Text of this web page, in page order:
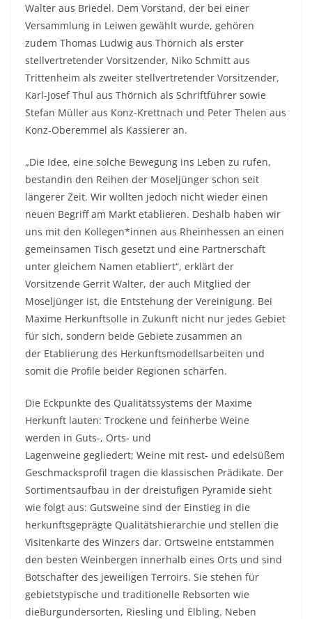
Walter aus Briedel. Dem Vorstand, der bei einer
Versammlung in Leiwen gewählt wurde, gehören
zudem Thomas Ludwig aus Thörnich als erster
stellvertretender Vorsitzender, Niko Schmitt aus
Trittenheim als zweiter stellvertretender Vorsitzender,
Karl-Josef Thul aus Thörnich als Schriftführer sowie
Stefan Müller aus Konz-Krettnach und Peter Thelen aus
Konz-Oberemmel als Kassierer an.
„Die Idee, eine solche Bewegung ins Leben zu rufen,
bestandin den Reihen der Moseljünger schon seit
längerer Zeit. Wir wollten jedoch nicht wieder einen
neuen Begriff am Markt etablieren. Deshalb haben wir
uns mit den Kollegen*innen aus Rheinhessen an einen
gemeinsamen Tisch gesetzt und eine Partnerschaft
unter gleichem Namen etabliert“, erklärt der
Vorsitzende Gerrit Walter, der auch Mitglied der
Moseljünger ist, die Entstehung der Vereinigung. Bei
Maxime Herkunftsolle in Zukunft nicht nur jedes Gebiet
für sich, sondern beide Gebiete zusammen an
der Etablierung des Herkunftsmodellsarbeiten und
somit die Profile beider Regionen schärfen.
Die Eckpunkte des Qualitätssystems der Maxime
Herkunft lauten: Trockene und feinherbe Weine
werden in Guts-, Orts- und
Lagenweine gegliedert; Weine mit rest- und edelsüßem
Geschmacksprofil tragen die klassischen Prädikate. Der
Sortimentsaufbau in der dreistufigen Pyramide sieht
wie folgt aus: Gutsweine sind der Einstieg in die
herkunftsgeprägte Qualitätshierarchie und stellen die
Visitenkarte des Winzers dar. Ortsweine entstammen
den besten Weinbergen innerhalb eines Orts und sind
Botschafter des jeweiligen Terroirs. Sie stehen für
gebietstypische und traditionelle Rebsorten wie
dieBurgundersorten, Riesling und Elbling. Neben